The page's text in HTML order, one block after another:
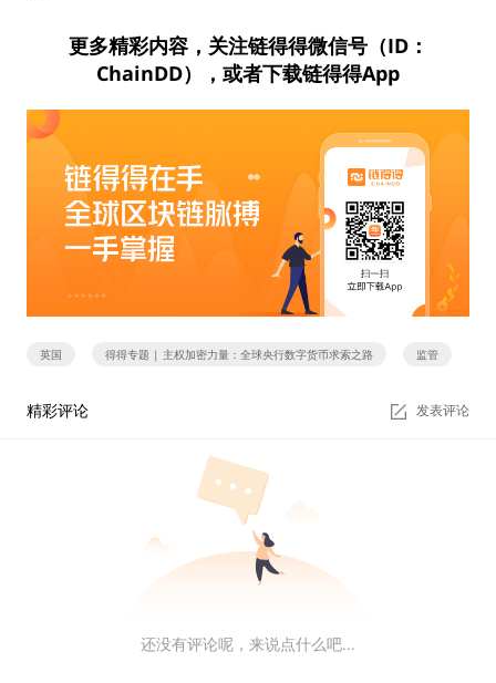
更多精彩内容，关注链得得微信号（ID：
ChainDD），或者下载链得得App
英国 得得专题 | 主权加密力量：全球央行数字货币求索之路 监管
精彩评论 发表评论
还没有评论呢，来说点什么吧...